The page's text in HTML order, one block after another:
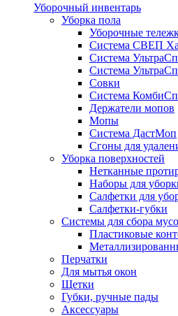
Уборочный инвентарь
Уборка пола
Уборочные
Система СВЕП
Система
Система
Совки
Система
Держатели мопов
Мопы
Система ДастМоп
Сгоны для
Уборка поверхностей
Нетканные
Наборы для
Салфетки для
Салфетки-губки
Системы для сбора
Пластиковые
Перчатки
Для мытья окон
Щетки
Губки, ручные пады
Аксессуары